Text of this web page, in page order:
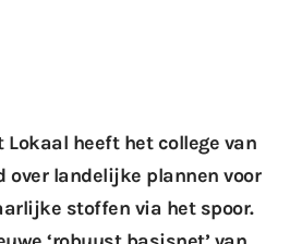
Lokaal heeft het college van
over landelijke plannen voor
stoffen via het spoor.